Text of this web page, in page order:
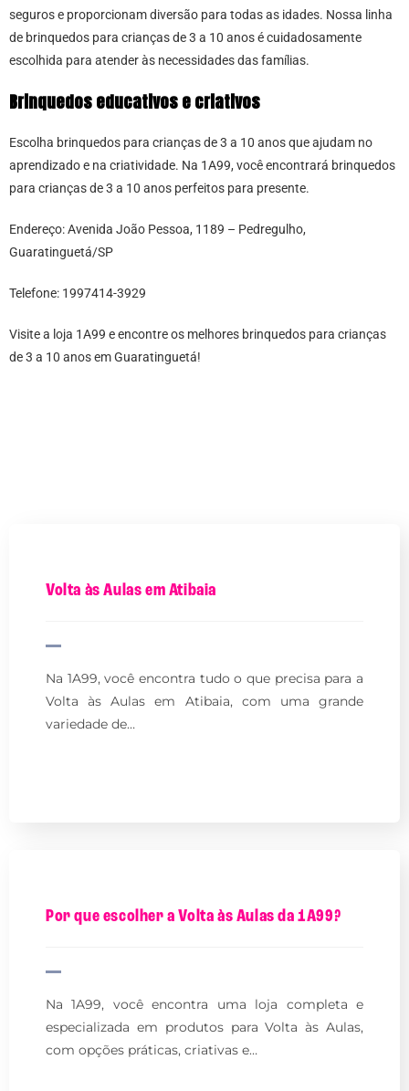
seguros e proporcionam diversão para todas as idades. Nossa linha
de brinquedos para crianças de 3 a 10 anos é cuidadosamente
escolhida para atender às necessidades das famílias.
Brinquedos educativos e criativos
Escolha brinquedos para crianças de 3 a 10 anos que ajudam no
aprendizado e na criatividade. Na 1A99, você encontrará brinquedos
para crianças de 3 a 10 anos perfeitos para presente.
Endereço: Avenida João Pessoa, 1189 – Pedregulho,
Guaratinguetá/SP
Telefone: 1997414-3929
Visite a loja 1A99 e encontre os melhores brinquedos para crianças
de 3 a 10 anos em Guaratinguetá!
Volta às Aulas em Atibaia
Na 1A99, você encontra tudo o que precisa para a
Volta às Aulas em Atibaia, com uma grande
variedade de…
Por que escolher a Volta às Aulas da 1A99?
Na 1A99, você encontra uma loja completa e
especializada em produtos para Volta às Aulas,
com opções práticas, criativas e…